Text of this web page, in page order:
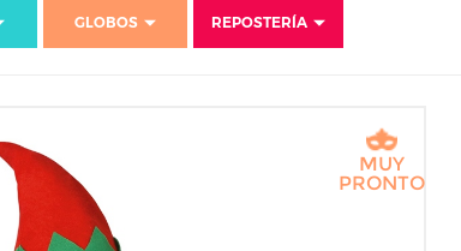
GLOBOS
REPOSTERÍA
Inicio
Disfraces Baratos
MUY
PRONTO